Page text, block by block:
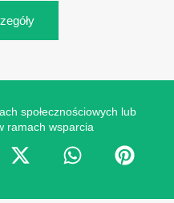
społecznościowych lub
ramach wsparcia